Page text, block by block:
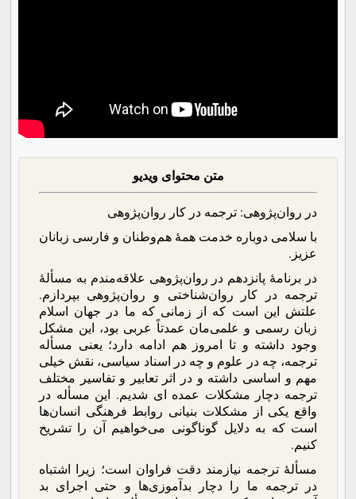
متن محتوای ویدیو
در روان‌پژوهی: ترجمه در کار روان‌پژوهی
با سلامی دوباره خدمت همۀ هم‌وطنان و فارسی زبانان
عزیز.
در برنامۀ پانزدهم در روان‌پژوهی علاقه‌مندم به مسألۀ
ترجمه در کار روان‌شناختی و روان‌پژوهی بپردازم.
علتش این است که از زمانی که ما در جهان اسلام
زبان رسمی و علمی‌مان عمدتاً عربی بود، این مشکل
وجود داشته و تا امروز هم ادامه دارد؛ یعنی مسأله
ترجمه، چه در علوم و چه در اسناد سیاسی، نقش خیلی
مهم و اساسی داشته و در اثر تعابیر و تفاسیر مختلف
ترجمه دچار مشکلات عمده ای شدیم. این مسأله در
واقع یکی از مشکلات بنیانی روابط فرهنگی انسان‌ها
است که به دلایل گوناگونی می‌خواهیم آن را تشریح
کنیم.
مسألۀ ترجمه نیازمند دقت فراوان است؛ زیرا اشتباه
در ترجمه ما را دچار بدآموزی‌ها و حتی اجرای بد